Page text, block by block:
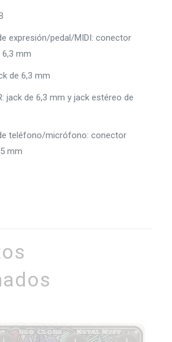
expresión/pedal/MIDI: conector
mm
de 6,3 mm
jack de 6,3 mm y jack estéreo de
teléfono/micrófono: conector
mm